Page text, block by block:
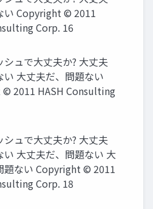
い Copyright © 2011
Corp. 16
シュで大丈夫か? 大丈夫
い 大丈夫だ、問題ない
2011 HASH Consulting
シュで大丈夫か? 大丈夫
い 大丈夫だ、問題ない 大
題ない Copyright © 2011
Corp. 18